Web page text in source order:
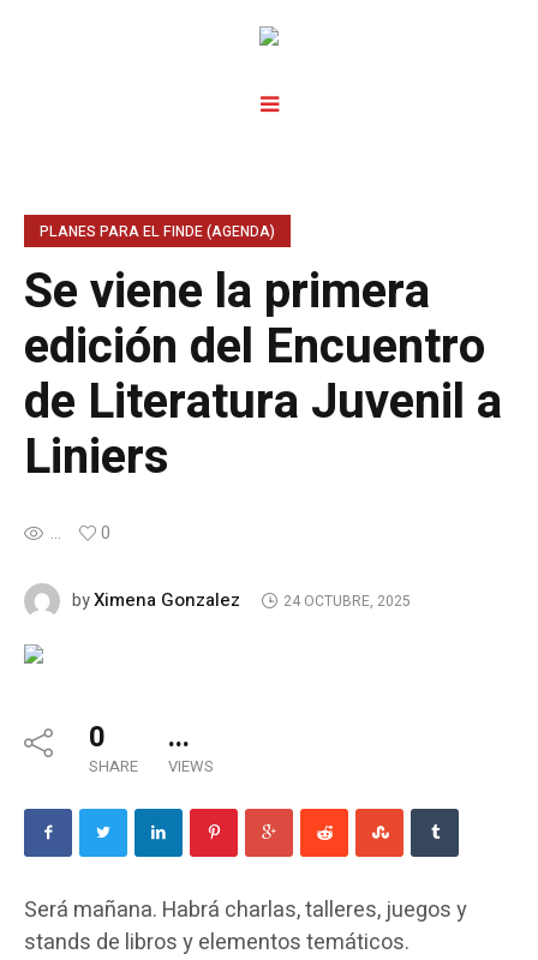
PLANES PARA EL FINDE (AGENDA)
Se viene la primera
edición del Encuentro
de Literatura Juvenil a
Liniers
... 0
byXimena Gonzalez 24 OCTUBRE, 2025
0
SHARE
...
VIEWS
Será mañana. Habrá charlas, talleres, juegos y
stands de libros y elementos temáticos.